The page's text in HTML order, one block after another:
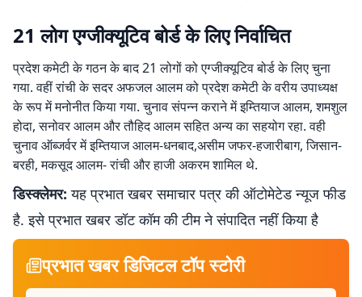
21 लोग एग्जीक्यूटिव बोर्ड के लिए निर्वाचित
प्रदेश कमेटी के गठन के बाद 21 लोगों को एग्जीक्यूटिव बोर्ड के लिए चुना
गया. वहीं रांची के सदर अफजल आलम को प्रदेश कमेटी के वरीय उपाध्यक्ष
के रूप में मनोनीत किया गया. चुनाव संपन्न कराने में इम्तियाज आलम, शमशुल
होदा, सनोवर आलम और तौहिद आलम सहित अन्य का सहयोग रहा. वही
चुनाव ऑब्जर्वर में इम्तियाज आलम-धनबाद,असीम जफर-हजारीबाग, जिसान-
बरही, मकसूद आलम- रांची और हाजी अकरम शामिल थे.
डिस्क्लेमर: यह प्रभात खबर समाचार पत्र की ऑटोमेटेड न्यूज फीड
है. इसे प्रभात खबर डॉट कॉम की टीम ने संपादित नहीं किया है
प्रभात खबर डिजिटल टॉप स्टोरी